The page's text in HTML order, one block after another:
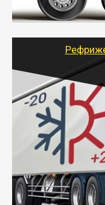
- Тайгер Логистик
для погрузочно-
Газель (1,5 и 3
-
соблюдением
термописцем,
книжкой у